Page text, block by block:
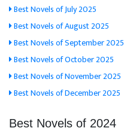
Best Novels of July 2025
Best Novels of August 2025
Best Novels of September 2025
Best Novels of October 2025
Best Novels of November 2025
Best Novels of December 2025
Best Novels of 2024